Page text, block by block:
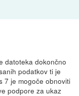
datoteka dokončno
podatkov ti je
7 je mogoče obnoviti
podpore za ukaz